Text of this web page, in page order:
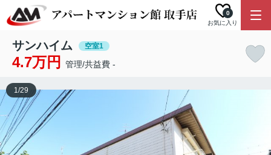
お気に入り
0
サンハイム 空室1
4.7万円 管理/共益費 -
1/29